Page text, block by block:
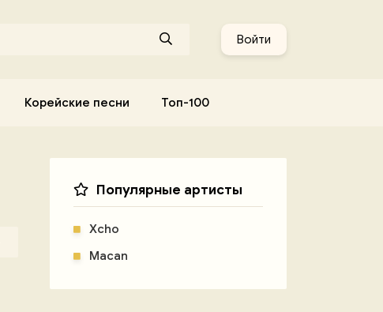
Войти
Корейские песни Топ-100
Популярные артисты
Xcho
Macan